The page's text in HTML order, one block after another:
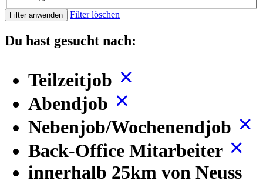
Filter anwenden Filter löschen
Du hast gesucht nach:
Teilzeitjob
Abendjob
Nebenjob/Wochenendjob
Back-Office Mitarbeiter
innerhalb 25km von Neuss